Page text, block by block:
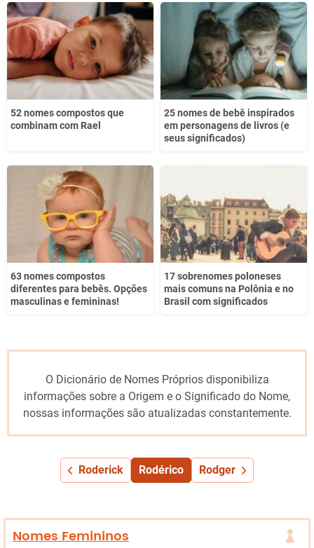
Este conteúdo não tem a informação que procuro
Outro
52 nomes compostos que
combinam com Rael
25 nomes de bebê inspirados
em personagens de livros (e
seus significados)
63 nomes compostos
diferentes para bebês. Opções
masculinas e femininas!
17 sobrenomes poloneses
mais comuns na Polônia e no
Brasil com significados
O Dicionário de Nomes Próprios disponibiliza
informações sobre a Origem e o Significado do Nome,
nossas informações são atualizadas constantemente.
Roderick Rodérico Rodger
Nomes Femininos